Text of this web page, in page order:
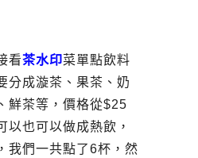
看茶水印菜單點飲料
分成漩茶、果茶、奶
鮮茶等，價格從$25
以也可以做成熱飲，
我們一共點了6杯，然